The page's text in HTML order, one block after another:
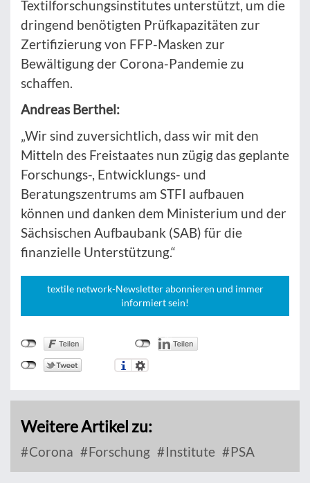
Textilforschungsinstitutes unterstützt, um die
dringend benötigten Prüfkapazitäten zur
Zertifizierung von FFP-Masken zur
Bewältigung der Corona-Pandemie zu
schaffen.
Andreas Berthel:
„Wir sind zuversichtlich, dass wir mit den
Mitteln des Freistaates nun zügig das geplante
Forschungs-, Entwicklungs- und
Beratungszentrums am STFI aufbauen
können und danken dem Ministerium und der
Sächsischen Aufbaubank (SAB) für die
finanzielle Unterstützung.“
textile network-Newsletter abonnieren und immer
informiert sein!
Weitere Artikel zu:
Corona Forschung Institute PSA